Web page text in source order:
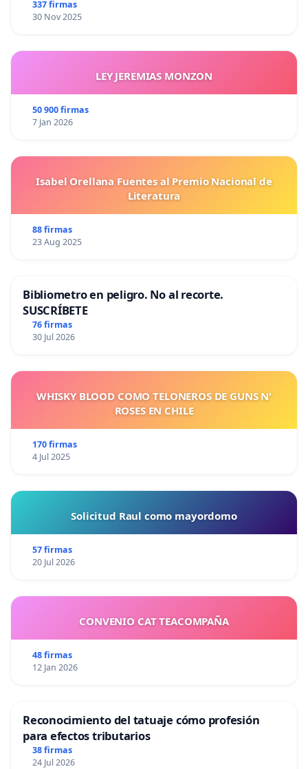
337 firmas
30 Nov 2025
LEY JEREMIAS MONZON
50 900 firmas
7 Jan 2026
Isabel Orellana Fuentes al Premio Nacional de
Literatura
88 firmas
23 Aug 2025
Bibliometro en peligro. No al recorte.
SUSCRÍBETE
76 firmas
30 Jul 2026
WHISKY BLOOD COMO TELONEROS DE GUNS N'
ROSES EN CHILE
170 firmas
4 Jul 2025
Solicitud Raul como mayordomo
57 firmas
20 Jul 2026
CONVENIO CAT TEACOMPAÑA
48 firmas
12 Jan 2026
Reconocimiento del tatuaje cómo profesión
para efectos tributarios
38 firmas
24 Jul 2026